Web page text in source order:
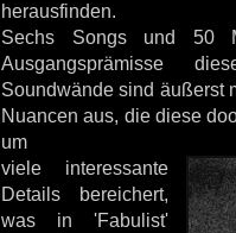
herausfinden.
Sechs Songs und 50
Ausgangsprämisse
Soundwände sind äußerst
Nuancen aus, die diese
um
viele interessante
Details bereichert,
was in 'Fabulist'